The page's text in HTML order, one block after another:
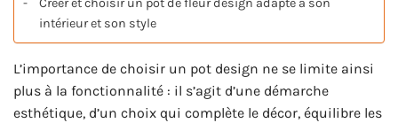
Créer et choisir un pot de fleur design adapté à son
intérieur et son style
L’importance de choisir un pot design ne se limite ainsi
plus à la fonctionnalité : il s’agit d’une démarche
esthétique, d’un choix qui complète le décor, équilibre les